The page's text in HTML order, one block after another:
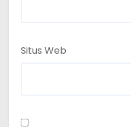
Situs Web